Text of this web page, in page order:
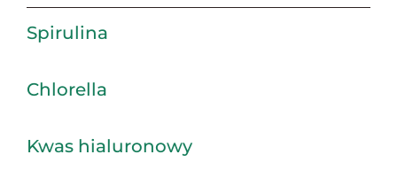
Spirulina
Chlorella
Kwas hialuronowy